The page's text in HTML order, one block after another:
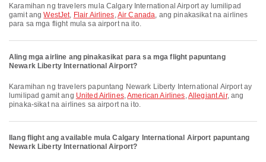
Karamihan ng travelers mula Calgary International Airport ay lumilipad
gamit angWestJet, Flair Airlines,Air Canada, ang pinakasikat na airlines
para sa mga flight mula sa airport na ito.
Aling mga airline ang pinakasikat para sa mga flight papuntang
Newark Liberty International Airport?
Karamihan ng travelers papuntang Newark Liberty International Airport ay
lumilipad gamit ang United Airlines,American Airlines,Allegiant Air, ang
pinaka-sikat na airlines sa airport na ito.
Ilang flight ang available mula Calgary International Airport papuntang
Newark Liberty International Airport?